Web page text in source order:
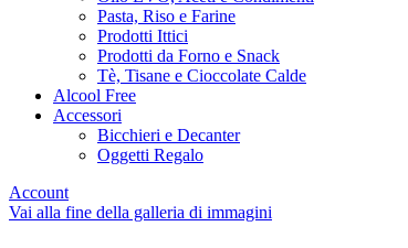
Pasta, Riso e Farine
Prodotti Ittici
Prodotti da Forno e Snack
Tè, Tisane e Cioccolate Calde
Alcool Free
Accessori
Bicchieri e Decanter
Oggetti Regalo
Account
Vai alla fine della galleria di immagini